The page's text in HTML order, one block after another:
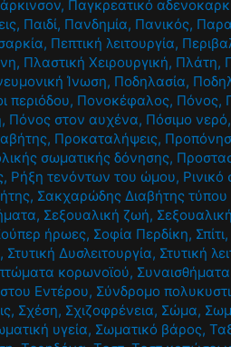
, Παγκρεατικό
, Παιδί, Πανδημία, Πανικός,
, Πεπτική λειτουργία,
, Πλαστική Χειρουργική, Πλάτη,
Ίνωση, Ποδηλασία,
περιόδου, Πονοκέφαλος, Πόνος,
, Πόνος στον αυχένα, Πόσιμο νερό,
, Προκαταλήψεις,
σωματικής δόνησης,
, Ρήξη τενόντων του ώμου, Ρινικό
, Σακχαρώδης Διαβήτης τύπου
, Σεξουαλική ζωή,
ήρωες, Σοφία Περδίκη, Σπίτι,
, Στυτική Δυσλειτουργία, Στυτική
κορωνοϊού, Συναισθήματα
Εντέρου, Σύνδρομο
, Σχέση, Σχιζοφρένεια, Σώμα,
υγεία, Σωματικό βάρος,